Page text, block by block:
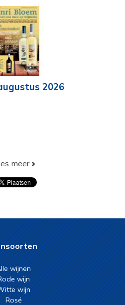
2026
meer
wijnen
wijn
wijn
Rosé